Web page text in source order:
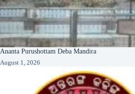
Ananta Purushottam Deba Mandira
August 1, 2026